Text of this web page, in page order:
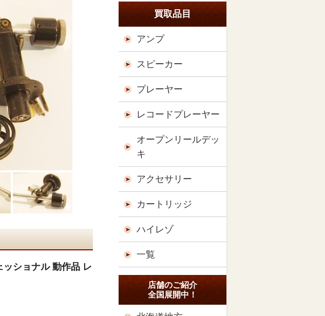
ショナル 動作品 レ
買取品目
アンプ
スピーカー
プレーヤー
レコードプレーヤー
オープンリールデッ
キ
アクセサリー
カートリッジ
ハイレゾ
一覧
店舗のご紹介
全国展開中！